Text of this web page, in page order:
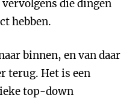
die dingen
hebben.
binnen, en van daar
terug. Het is een
top-down